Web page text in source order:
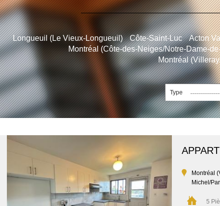
Longueuil (Le Vieux-Longueuil) Côte-Saint-Luc
Acton
Montréal (Côte-des-Neiges/Notre-Dame-
Montréal
Type
Montréal
Michel/
5